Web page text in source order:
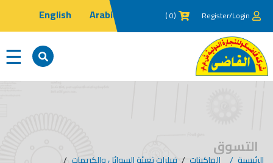
Register/Login
(0 )
Arabic
English
×
☰
التسوق